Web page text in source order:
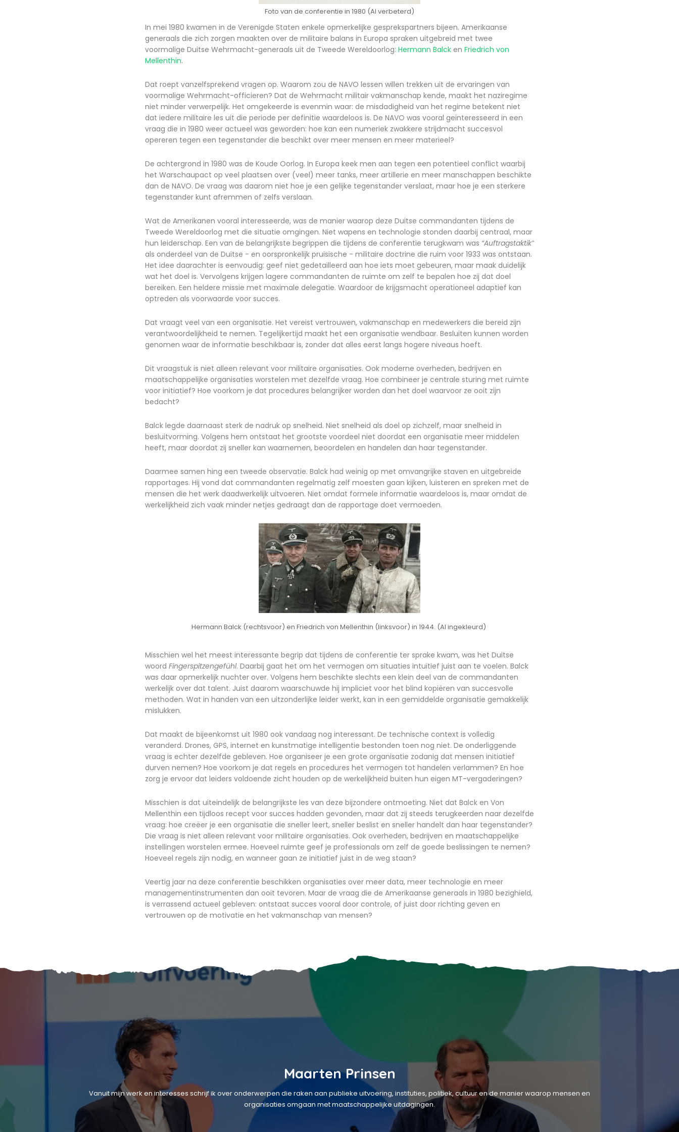
Foto van de conferentie in 1980 (AI verbeterd)
In mei 1980 kwamen in de Verenigde Staten enkele opmerkelijke gesprekspartners bijeen. Amerikaanse
generaals die zich zorgen maakten over de militaire balans in Europa spraken uitgebreid met twee
voormalige Duitse Wehrmacht-generaals uit de Tweede Wereldoorlog: Hermann Balck en Friedrich von
Mellenthin.
Dat roept vanzelfsprekend vragen op. Waarom zou de NAVO lessen willen trekken uit de ervaringen van
voormalige Wehrmacht-officieren? Dat de Wehrmacht militair vakmanschap kende, maakt het naziregime
niet minder verwerpelijk. Het omgekeerde is evenmin waar: de misdadigheid van het regime betekent niet
dat iedere militaire les uit die periode per definitie waardeloos is. De NAVO was vooral geïnteresseerd in een
vraag die in 1980 weer actueel was geworden: hoe kan een numeriek zwakkere strijdmacht succesvol
opereren tegen een tegenstander die beschikt over meer mensen en meer materieel?
De achtergrond in 1980 was de Koude Oorlog. In Europa keek men aan tegen een potentieel conflict waarbij
het Warschaupact op veel plaatsen over (veel) meer tanks, meer artillerie en meer manschappen beschikte
dan de NAVO. De vraag was daarom niet hoe je een gelijke tegenstander verslaat, maar hoe je een sterkere
tegenstander kunt afremmen of zelfs verslaan.
Wat de Amerikanen vooral interesseerde, was de manier waarop deze Duitse commandanten tijdens de
Tweede Wereldoorlog met die situatie omgingen. Niet wapens en technologie stonden daarbij centraal, maar
hun leiderschap. Een van de belangrijkste begrippen die tijdens de conferentie terugkwam was “Auftragstaktik”
als onderdeel van de Duitse - en oorspronkelijk pruisische - militaire doctrine die ruim voor 1933 was ontstaan.
Het idee daarachter is eenvoudig: geef niet gedetailleerd aan hoe iets moet gebeuren, maar maak duidelijk
wat het doel is. Vervolgens krijgen lagere commandanten de ruimte om zelf te bepalen hoe zij dat doel
bereiken. Een heldere missie met maximale delegatie. Waardoor de krijgsmacht operationeel adaptief kan
optreden als voorwaarde voor succes.
Dat vraagt veel van een organisatie. Het vereist vertrouwen, vakmanschap en medewerkers die bereid zijn
verantwoordelijkheid te nemen. Tegelijkertijd maakt het een organisatie wendbaar. Besluiten kunnen worden
genomen waar de informatie beschikbaar is, zonder dat alles eerst langs hogere niveaus hoeft.
Dit vraagstuk is niet alleen relevant voor militaire organisaties. Ook moderne overheden, bedrijven en
maatschappelijke organisaties worstelen met dezelfde vraag. Hoe combineer je centrale sturing met ruimte
voor initiatief? Hoe voorkom je dat procedures belangrijker worden dan het doel waarvoor ze ooit zijn
bedacht?
Balck legde daarnaast sterk de nadruk op snelheid. Niet snelheid als doel op zichzelf, maar snelheid in
besluitvorming. Volgens hem ontstaat het grootste voordeel niet doordat een organisatie meer middelen
heeft, maar doordat zij sneller kan waarnemen, beoordelen en handelen dan haar tegenstander.
Daarmee samen hing een tweede observatie. Balck had weinig op met omvangrijke staven en uitgebreide
rapportages. Hij vond dat commandanten regelmatig zelf moesten gaan kijken, luisteren en spreken met de
mensen die het werk daadwerkelijk uitvoeren. Niet omdat formele informatie waardeloos is, maar omdat de
werkelijkheid zich vaak minder netjes gedraagt dan de rapportage doet vermoeden.
Hermann Balck (rechtsvoor) en Friedrich von Mellenthin (linksvoor) in 1944. (AI ingekleurd)
Misschien wel het meest interessante begrip dat tijdens de conferentie ter sprake kwam, was het Duitse
woord Fingerspitzengefühl. Daarbij gaat het om het vermogen om situaties intuïtief juist aan te voelen. Balck
was daar opmerkelijk nuchter over. Volgens hem beschikte slechts een klein deel van de commandanten
werkelijk over dat talent. Juist daarom waarschuwde hij impliciet voor het blind kopiëren van succesvolle
methoden. Wat in handen van een uitzonderlijke leider werkt, kan in een gemiddelde organisatie gemakkelijk
mislukken.
Dat maakt de bijeenkomst uit 1980 ook vandaag nog interessant. De technische context is volledig
veranderd. Drones, GPS, internet en kunstmatige intelligentie bestonden toen nog niet. De onderliggende
vraag is echter dezelfde gebleven. Hoe organiseer je een grote organisatie zodanig dat mensen initiatief
durven nemen? Hoe voorkom je dat regels en procedures het vermogen tot handelen verlammen? En hoe
zorg je ervoor dat leiders voldoende zicht houden op de werkelijkheid buiten hun eigen MT-vergaderingen?
Misschien is dat uiteindelijk de belangrijkste les van deze bijzondere ontmoeting. Niet dat Balck en Von
Mellenthin een tijdloos recept voor succes hadden gevonden, maar dat zij steeds terugkeerden naar dezelfde
vraag: hoe creëer je een organisatie die sneller leert, sneller beslist en sneller handelt dan haar tegenstander?
Die vraag is niet alleen relevant voor militaire organisaties. Ook overheden, bedrijven en maatschappelijke
instellingen worstelen ermee. Hoeveel ruimte geef je professionals om zelf de goede beslissingen te nemen?
Hoeveel regels zijn nodig, en wanneer gaan ze initiatief juist in de weg staan?
Veertig jaar na deze conferentie beschikken organisaties over meer data, meer technologie en meer
managementinstrumenten dan ooit tevoren. Maar de vraag die de Amerikaanse generaals in 1980 bezighield,
is verrassend actueel gebleven: ontstaat succes vooral door controle, of juist door richting geven en
vertrouwen op de motivatie en het vakmanschap van mensen?
Maarten Prinsen
Vanuit mijn werk en interesses schrijf ik over onderwerpen die raken aan publieke uitvoering, instituties, politiek, cultuur en de manier waarop mensen en
organisaties omgaan met maatschappelijke uitdagingen.